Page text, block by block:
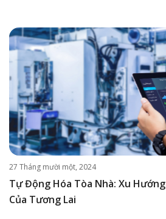
27 Tháng mười một, 2024
Tự Động Hóa Tòa Nhà: Xu Hướng
Của Tương Lai